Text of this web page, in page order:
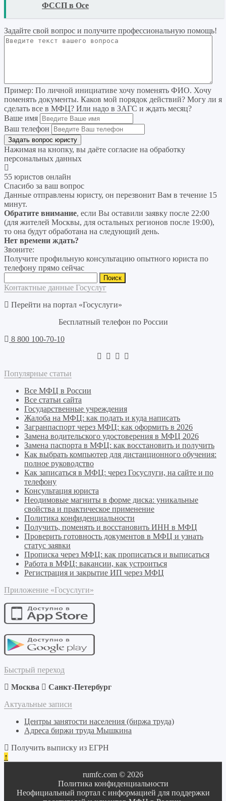
ФССП в Осе
Задайте свой вопрос и получите профессиональную помощь!
Пример: По личной инициативе хочу поменять ФИО. Хочу
поменять документы. Каков мой порядок действий? Могу ли я
сделать все в МФЦ? Или надо в ЗАГС и ждать месяц?
Ваше имя
Ваш телефон
Нажимая на кнопку, вы даёте согласие на обработку
персональных данных
55 юристов онлайн
Спасибо за ваш вопрос
Данные отправлены юристу, он перезвонит Вам в течение 15
минут.
Обратите внимание, если Вы оставили заявку после 22:00
(для жителей Москвы, для остальных регионов после 19:00),
то она будут обработана на следующий день.
Нет времени ждать?
Звоните:
Получите профильную консультацию опытного юриста по
телефону прямо сейчас
Контактные данные Госуслуг
Перейти на портал «Госуслуги»
Бесплатный телефон по России
8 800 100-70-10
Популярные статьи
Все МФЦ в России
Все статьи сайта
Государственные учреждения
Жалоба на МФЦ: как подать и куда написать
Загранпаспорт через МФЦ: как оформить в 2026
Замена водительского удостоверения в МФЦ 2026
Замена паспорта в МФЦ: как восстановить и получить
Как выбрать компьютер для дистанционного обучения:
полное руководство
Как записаться в МФЦ: через Госуслуги, на сайте и по
телефону
Консультация юриста
Неодимовые магниты в форме диска: уникальные
свойства и практическое применение
Политика конфиденциальности
Получить, поменять и восстановить ИНН в МФЦ
Проверить готовность документов в МФЦ и узнать
статус заявки
Прописка через МФЦ: как прописаться и выписаться
Работа в МФЦ: вакансии, как устроиться
Регистрация и закрытие ИП через МФЦ
Приложение «Госуслуги»
Быстрый переход
Москва
Санкт-Петербург
Актуальные записи
Центры занятости населения (биржа труда)
Адреса биржи труда Мышкина
Получить выписку из ЕГРН
↑
rumfc.com © 2026
Политика конфиденциальности
Неофициальный портал с информацией для поддержки